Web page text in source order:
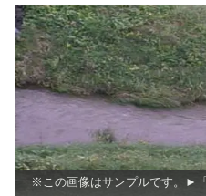
※この画像はサンプルです。►「